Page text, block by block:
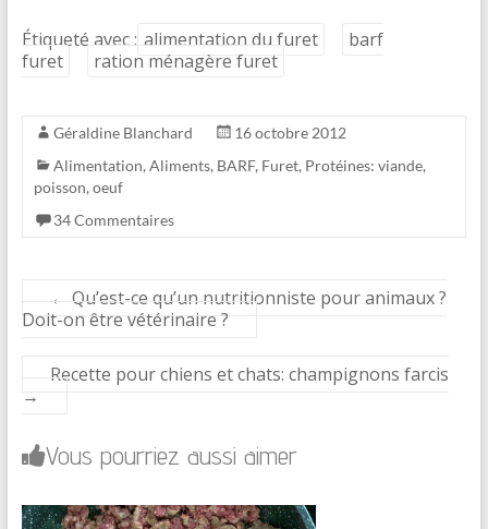
Étiqueté avec : alimentation du furet
barf
furet
ration ménagère furet
Géraldine Blanchard
16 octobre 2012
Alimentation, Aliments, BARF, Furet, Protéines: viande,
poisson, oeuf
34 Commentaires
←
Qu’est-ce qu’un nutritionniste pour animaux ?
Doit-on être vétérinaire ?
Recette pour chiens et chats: champignons farcis
→
Vous pourriez aussi aimer